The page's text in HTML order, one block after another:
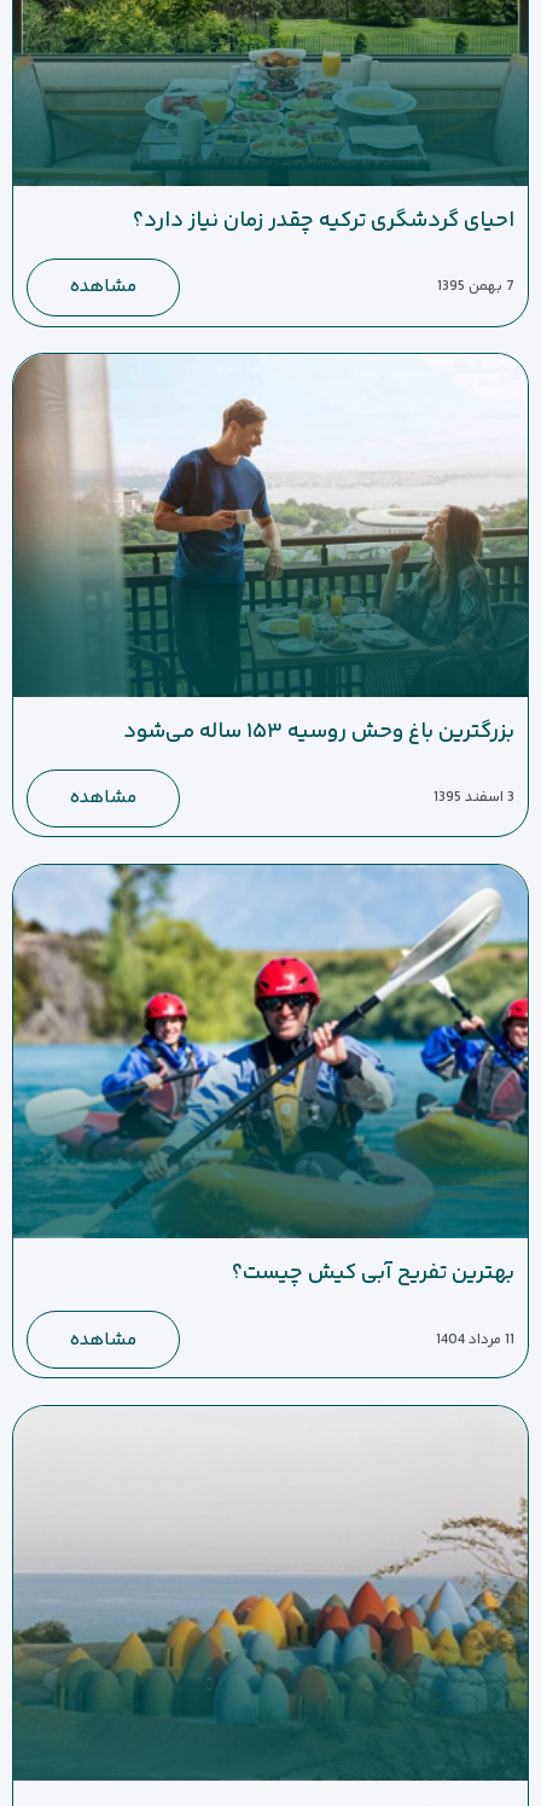
احیای گردشگری ترکیه چقدر زمان نیاز دارد؟
7 بهمن 1395 مشاهده
بزرگترین باغ وحش روسیه ۱۵۳ ساله می‌شود
3 اسفند 1395 مشاهده
بهترین تفریح آبی کیش چیست؟
11 مرداد 1404 مشاهده